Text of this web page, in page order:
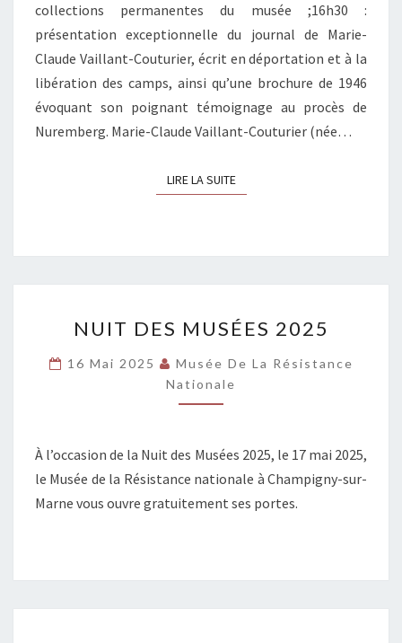
collections permanentes du musée ;16h30 :
présentation exceptionnelle du journal de Marie-
Claude Vaillant-Couturier, écrit en déportation et à la
libération des camps, ainsi qu’une brochure de 1946
évoquant son poignant témoignage au procès de
Nuremberg. Marie-Claude Vaillant-Couturier (née…
LIRE LA SUITELIRE LA SUITE
DES
MUSÉES
2025
NUIT DES MUSÉES 2025
16 Mai 2025
Musée De La Résistance
Nationale
À l’occasion de la Nuit des Musées 2025, le 17 mai 2025,
le Musée de la Résistance nationale à Champigny-sur-
Marne vous ouvre gratuitement ses portes.